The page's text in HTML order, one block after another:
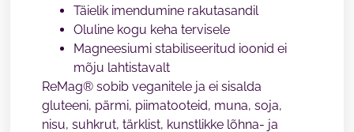
Täielik imendumine rakutasandil
Oluline kogu keha tervisele
Magneesiumi stabiliseeritud ioonid ei
mõju lahtistavalt
ReMag® sobib veganitele ja ei sisalda
gluteeni, pärmi, piimatooteid, muna, soja,
nisu, suhkrut, tärklist, kunstlikke lõhna- ja